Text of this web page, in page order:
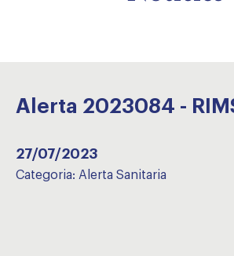
Alerta 2023084 -
27/07/2023
Categoria: Alerta Sanitaria